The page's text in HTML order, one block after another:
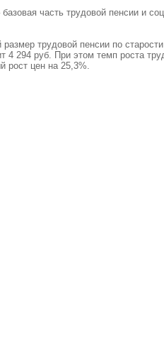
часть трудовой пенсии и
трудовой пенсии по
4 294 руб. При этом темп роста
рост цен на 25,3%.